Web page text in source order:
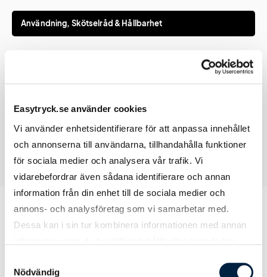
Easytryck.se använder cookies
Vi använder enhetsidentifierare för att anpassa innehållet
och annonserna till användarna, tillhandahålla funktioner
för sociala medier och analysera vår trafik. Vi
vidarebefordrar även sådana identifierare och annan
information från din enhet till de sociala medier och
annons- och analysföretag som vi samarbetar med.
Dessa kan i sin tur kombinera informationen med annan
Nödvändig
Användning, Skötselråd & Hållbarhet
Maskintvätt 30 grader. Vänd duken ut-och-
in. Hängtorka.